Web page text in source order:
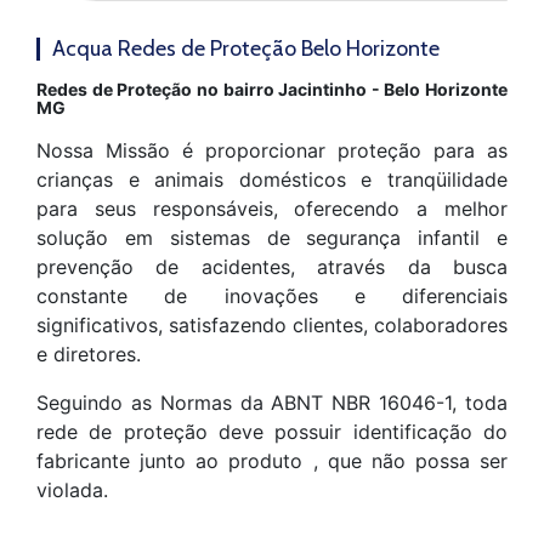
Acqua Redes de Proteção Belo Horizonte
Redes de Proteção no bairro Jacintinho - Belo Horizonte
MG
Nossa Missão é proporcionar proteção para as
crianças e animais domésticos e tranqüilidade
para seus responsáveis, oferecendo a melhor
solução em sistemas de segurança infantil e
prevenção de acidentes, através da busca
constante de inovações e diferenciais
significativos, satisfazendo clientes, colaboradores
e diretores.
Seguindo as Normas da ABNT NBR 16046-1, toda
rede de proteção deve possuir identificação do
fabricante junto ao produto , que não possa ser
violada.